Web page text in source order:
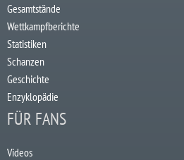
Gesamtstände
Wettkampfberichte
Statistiken
Schanzen
Geschichte
Enzyklopädie
FÜR FANS
Videos